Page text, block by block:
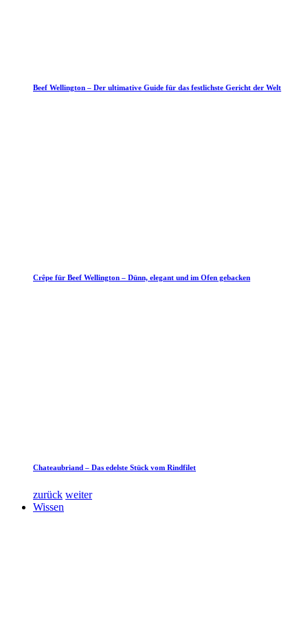
Beef Wellington – Der ultimative Guide für das festlichste Gericht der Welt
Crêpe für Beef Wellington – Dünn, elegant und im Ofen gebacken
Chateaubriand – Das edelste Stück vom Rindfilet
zurück weiter
Wissen